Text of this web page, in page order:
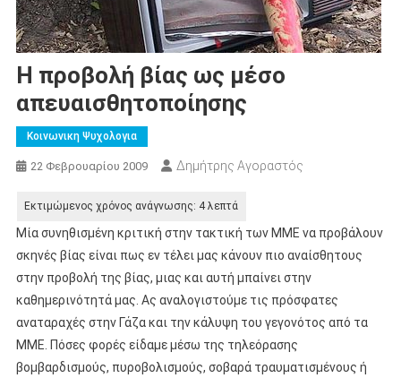
Η προβολή βίας ως μέσο
απευαισθητοποίησης
Κοινωνικη Ψυχολογια
22 Φεβρουαρίου 2009 Δημήτρης Αγοραστός
Μία συνηθισμένη κριτική στην τακτική των ΜΜΕ να προβάλουν
σκηνές βίας είναι πως εν τέλει μας κάνουν πιο αναίσθητους
στην προβολή της βίας, μιας και αυτή μπαίνει στην
καθημερινότητά μας. Ας αναλογιστούμε τις πρόσφατες
αναταραχές στην Γάζα και την κάλυψη του γεγονότος από τα
ΜΜΕ. Πόσες φορές είδαμε μέσω της τηλεόρασης
βομβαρδισμούς, πυροβολισμούς, σοβαρά τραυματισμένους ή